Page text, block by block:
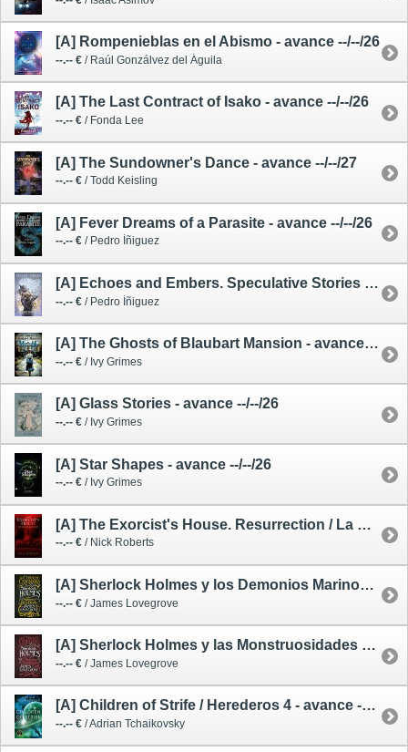
[A] Rompenieblas en el Abismo - avance --/--/26
--.-- € / Raúl Gonzálvez del Águila
[A] The Last Contract of Isako - avance --/--/26
--.-- € / Fonda Lee
[A] The Sundowner's Dance - avance --/--/27
--.-- € / Todd Keisling
[A] Fever Dreams of a Parasite - avance --/--/26
--.-- € / Pedro Íñiguez
[A] Echoes and Embers. Speculative Stories - avance --/--/26
--.-- € / Pedro Íñiguez
[A] The Ghosts of Blaubart Mansion - avance --/--/26
--.-- € / Ivy Grimes
[A] Glass Stories - avance --/--/26
--.-- € / Ivy Grimes
[A] Star Shapes - avance --/--/26
--.-- € / Ivy Grimes
[A] The Exorcist's House. Resurrection / La Casa del Exorcista 3 - avance --/--/27
--.-- € / Nick Roberts
[A] Sherlock Holmes y los Demonios Marinos de Sussex / Los Archivos de Cthulhu 3 - avance --/--/26
--.-- € / James Lovegrove
[A] Sherlock Holmes y las Monstruosidades de Miskatonic / Los Archivos de Cthulhu 2 - avance --/--/26
--.-- € / James Lovegrove
[A] Children of Strife / Herederos 4 - avance --/--/27
--.-- € / Adrian Tchaikovsky